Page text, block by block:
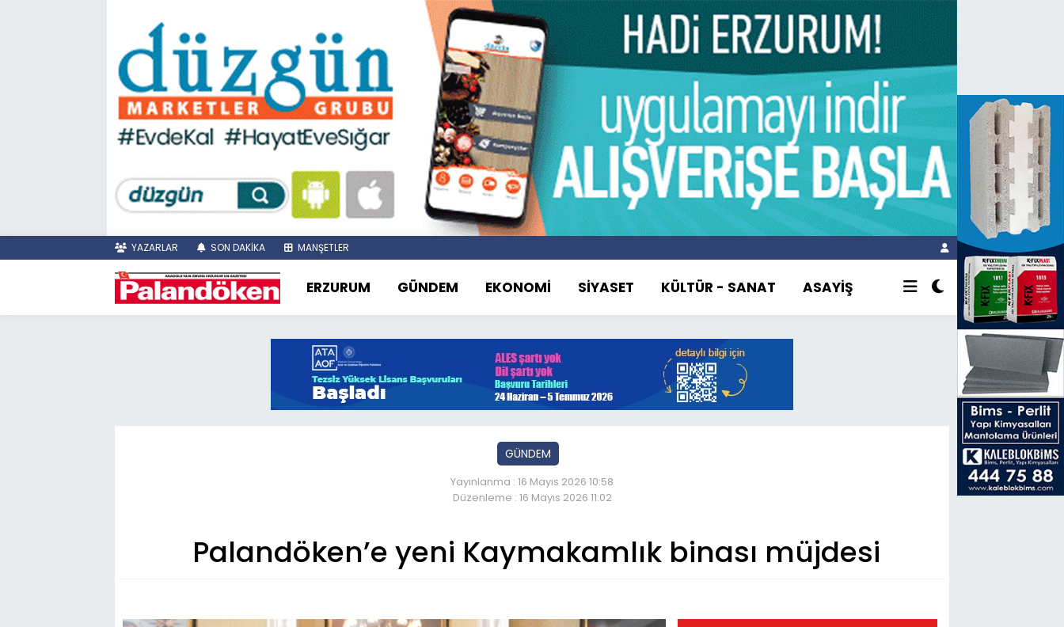
YAZARLAR SON DAKİKA MANŞETLER
ERZURUM GÜNDEM EKONOMİ SİYASET KÜLTÜR - SANAT ASAYİŞ
GÜNDEM
Yayınlanma : 16 Mayıs 2026 10:58
Düzenleme : 16 Mayıs 2026 11:02
Palandöken’e yeni Kaymakamlık binası müjdesi